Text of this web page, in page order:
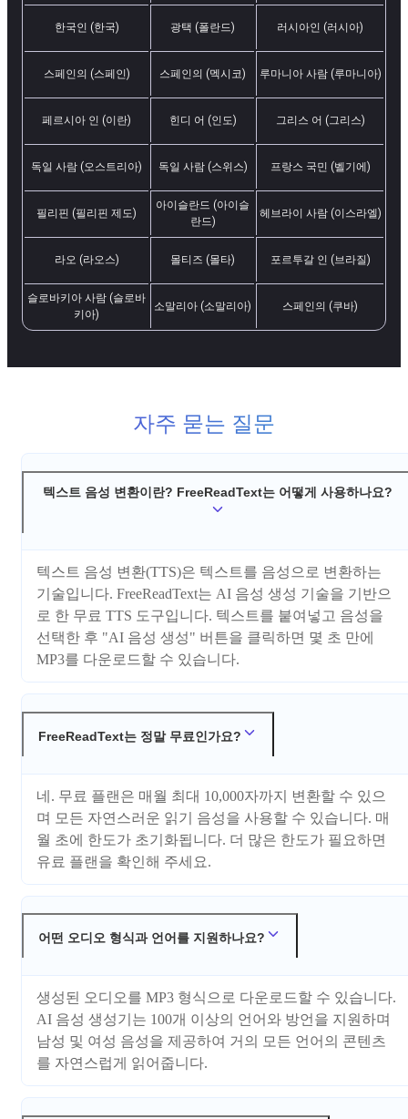
한국인 (한국) 광택 (폴란드) 러시아인 (러시아)
스페인의 (스페인) 스페인의 (멕시코) 루마니아 사람 (루마니아)
페르시아 인 (이란) 힌디 어 (인도) 그리스 어 (그리스)
독일 사람 (오스트리아) 독일 사람 (스위스) 프랑스 국민 (벨기에)
필리핀 (필리핀 제도)
아이슬란드 (아이슬
란드)
헤브라이 사람 (이스라엘)
라오 (라오스) 몰티즈 (몰타) 포르투갈 인 (브라질)
슬로바키아 사람 (슬로바
키아)
소말리아 (소말리아) 스페인의 (쿠바)
자주 묻는 질문
텍스트 음성 변환이란? FreeReadText는 어떻게 사용하나요?
텍스트 음성 변환(TTS)은 텍스트를 음성으로 변환하는
기술입니다. FreeReadText는 AI 음성 생성 기술을 기반으
로 한 무료 TTS 도구입니다. 텍스트를 붙여넣고 음성을
선택한 후 "AI 음성 생성" 버튼을 클릭하면 몇 초 만에
MP3를 다운로드할 수 있습니다.
FreeReadText는 정말 무료인가요?
네. 무료 플랜은 매월 최대 10,000자까지 변환할 수 있으
며 모든 자연스러운 읽기 음성을 사용할 수 있습니다. 매
월 초에 한도가 초기화됩니다. 더 많은 한도가 필요하면
유료 플랜을 확인해 주세요.
어떤 오디오 형식과 언어를 지원하나요?
생성된 오디오를 MP3 형식으로 다운로드할 수 있습니다.
AI 음성 생성기는 100개 이상의 언어와 방언을 지원하며
남성 및 여성 음성을 제공하여 거의 모든 언어의 콘텐츠
를 자연스럽게 읽어줍니다.